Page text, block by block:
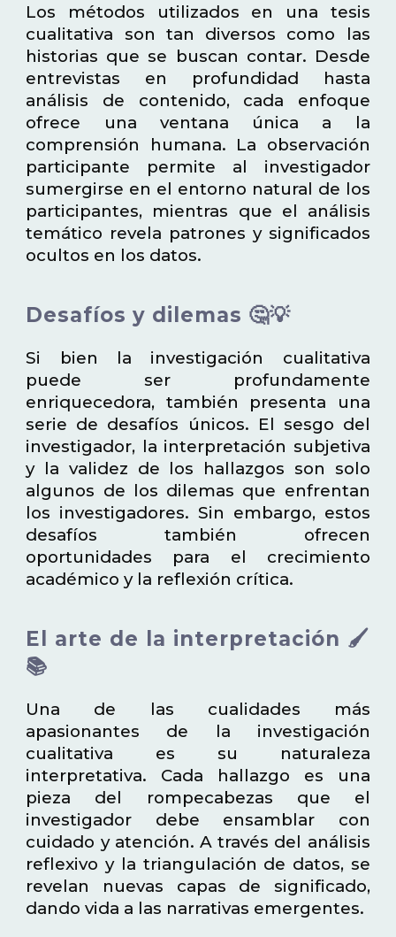
Los métodos utilizados en una tesis
cualitativa son tan diversos como las
historias que se buscan contar. Desde
entrevistas en profundidad hasta
análisis de contenido, cada enfoque
ofrece una ventana única a la
comprensión humana. La observación
participante permite al investigador
sumergirse en el entorno natural de los
participantes, mientras que el análisis
temático revela patrones y significados
ocultos en los datos.
Desafíos y dilemas 🤔💡
Si bien la investigación cualitativa
puede ser profundamente
enriquecedora, también presenta una
serie de desafíos únicos. El sesgo del
investigador, la interpretación subjetiva
y la validez de los hallazgos son solo
algunos de los dilemas que enfrentan
los investigadores. Sin embargo, estos
desafíos también ofrecen
oportunidades para el crecimiento
académico y la reflexión crítica.
El arte de la interpretación 🖌️
📚
Una de las cualidades más
apasionantes de la investigación
cualitativa es su naturaleza
interpretativa. Cada hallazgo es una
pieza del rompecabezas que el
investigador debe ensamblar con
cuidado y atención. A través del análisis
reflexivo y la triangulación de datos, se
revelan nuevas capas de significado,
dando vida a las narrativas emergentes.